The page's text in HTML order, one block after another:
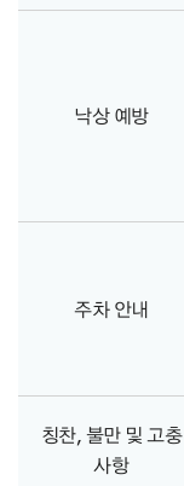
낙상 예방
주차 안내
칭찬, 불만 및 고충
사항